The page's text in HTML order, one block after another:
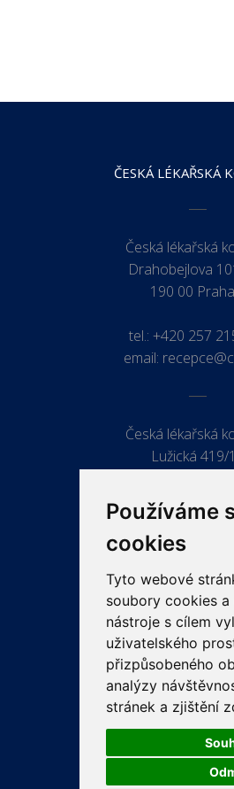
Používáme
cookies
Tyto webové
soubory cookies
nástroje s cílem
uživatelského
přizpůsobeného
analýzy
stránek a zjištění
ČESKÁ LÉKAŘSKÁ
Česká lékařská
Drahobejlova
190 00
tel.: +420 257
email:
Česká lékařská
Lužická 419/
ODKAZY
PRO
PRO